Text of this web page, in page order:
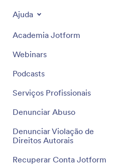
Ajuda
Academia Jotform
Webinars
Podcasts
Serviços Profissionais
Denunciar Abuso
Denunciar Violação de
Direitos Autorais
Recuperar Conta Jotform